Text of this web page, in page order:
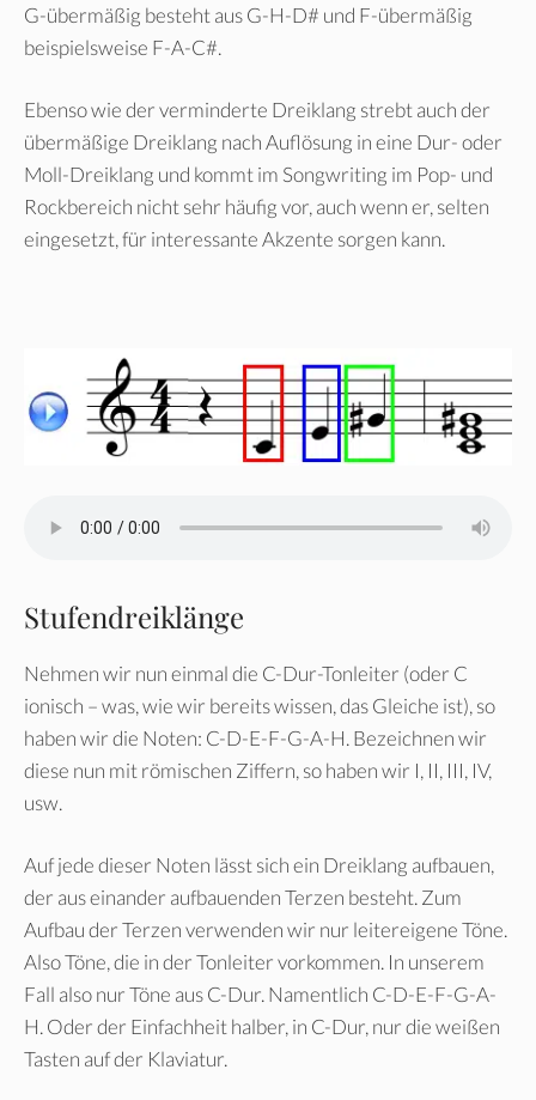
G-übermäßig besteht aus G-H-D# und F-übermäßig
beispielsweise F-A-C#.
Ebenso wie der verminderte Dreiklang strebt auch der
übermäßige Dreiklang nach Auflösung in eine Dur- oder
Moll-Dreiklang und kommt im Songwriting im Pop- und
Rockbereich nicht sehr häufig vor, auch wenn er, selten
eingesetzt, für interessante Akzente sorgen kann.
Stufendreiklänge
Nehmen wir nun einmal die C-Dur-Tonleiter (oder C
ionisch – was, wie wir bereits wissen, das Gleiche ist), so
haben wir die Noten: C-D-E-F-G-A-H. Bezeichnen wir
diese nun mit römischen Ziffern, so haben wir I, II, III, IV,
usw.
Auf jede dieser Noten lässt sich ein Dreiklang aufbauen,
der aus einander aufbauenden Terzen besteht. Zum
Aufbau der Terzen verwenden wir nur leitereigene Töne.
Also Töne, die in der Tonleiter vorkommen. In unserem
Fall also nur Töne aus C-Dur. Namentlich C-D-E-F-G-A-
H. Oder der Einfachheit halber, in C-Dur, nur die weißen
Tasten auf der Klaviatur.